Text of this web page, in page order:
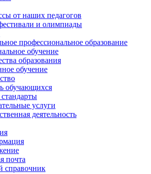
от наших педагогов
и олимпиады
профессиональное образование
обучение
образования
обучение
обучающихся
услуги
деятельность
почта
справочник